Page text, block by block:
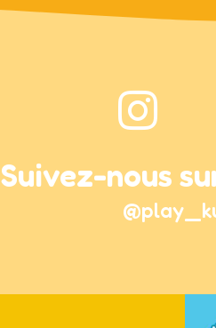
Suivez-nous